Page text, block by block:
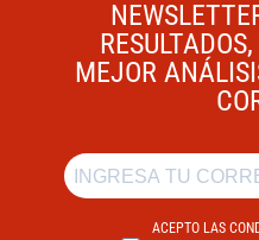
MEJOR
ACEPTO LAS